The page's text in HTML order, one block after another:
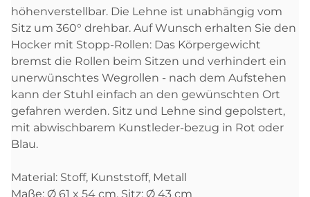
höhenverstellbar. Die Lehne ist unabhängig vom
Sitz um 360° drehbar. Auf Wunsch erhalten Sie den
Hocker mit Stopp-Rollen: Das Körpergewicht
bremst die Rollen beim Sitzen und verhindert ein
unerwünschtes Wegrollen - nach dem Aufstehen
kann der Stuhl einfach an den gewünschten Ort
gefahren werden. Sitz und Lehne sind gepolstert,
mit abwischbarem Kunstleder-bezug in Rot oder
Blau.
Material: Stoff, Kunststoff, Metall
Maße: Ø 61 x 54 cm, Sitz: Ø 43 cm